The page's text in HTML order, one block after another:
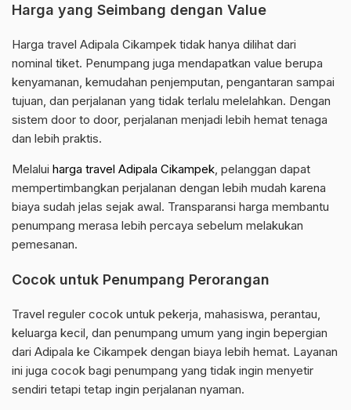
Harga yang Seimbang dengan Value
Harga travel Adipala Cikampek tidak hanya dilihat dari
nominal tiket. Penumpang juga mendapatkan value berupa
kenyamanan, kemudahan penjemputan, pengantaran sampai
tujuan, dan perjalanan yang tidak terlalu melelahkan. Dengan
sistem door to door, perjalanan menjadi lebih hemat tenaga
dan lebih praktis.
Melalui harga travel Adipala Cikampek, pelanggan dapat
mempertimbangkan perjalanan dengan lebih mudah karena
biaya sudah jelas sejak awal. Transparansi harga membantu
penumpang merasa lebih percaya sebelum melakukan
pemesanan.
Cocok untuk Penumpang Perorangan
Travel reguler cocok untuk pekerja, mahasiswa, perantau,
keluarga kecil, dan penumpang umum yang ingin bepergian
dari Adipala ke Cikampek dengan biaya lebih hemat. Layanan
ini juga cocok bagi penumpang yang tidak ingin menyetir
sendiri tetapi tetap ingin perjalanan nyaman.